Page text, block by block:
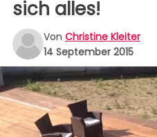
sich alles!
Von Christine Kleiter
14 September 2015